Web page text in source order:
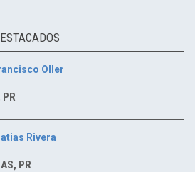
Oller
PR
Rivera
PR